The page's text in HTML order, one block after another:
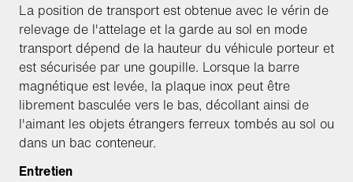
La position de transport est obtenue avec le vérin de
relevage de l'attelage et la garde au sol en mode
transport dépend de la hauteur du véhicule porteur et
est sécurisée par une goupille. Lorsque la barre
magnétique est levée, la plaque inox peut être
librement basculée vers le bas, décollant ainsi de
l'aimant les objets étrangers ferreux tombés au sol ou
dans un bac conteneur.
Entretien